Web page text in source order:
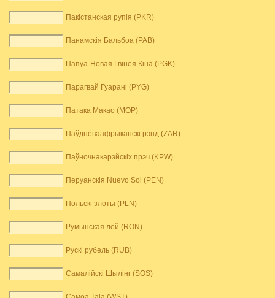
Пакістанская рупія (PKR)
Панамскія Бальбоа (PAB)
Папуа-Новая Гвінея Кіна (PGK)
Парагвай Гуарані (PYG)
Патака Макао (MOP)
Паўднёваафрыканскі рэнд (ZAR)
Паўночнакарэйскіх прэч (KPW)
Перуанскія Nuevo Sol (PEN)
Польскі злоты (PLN)
Румынская лей (RON)
Рускі рубель (RUB)
Самалійскі Шылінг (SOS)